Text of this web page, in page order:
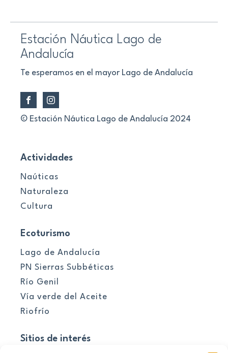
Estación Náutica Lago de
Andalucía
Te esperamos en el mayor Lago de Andalucía
© Estación Náutica Lago de Andalucía 2024
Actividades
Naúticas
Naturaleza
Cultura
Ecoturismo
Lago de Andalucía
PN Sierras Subbéticas
Río Genil
Vía verde del Aceite
Riofrío
Sitios de interés